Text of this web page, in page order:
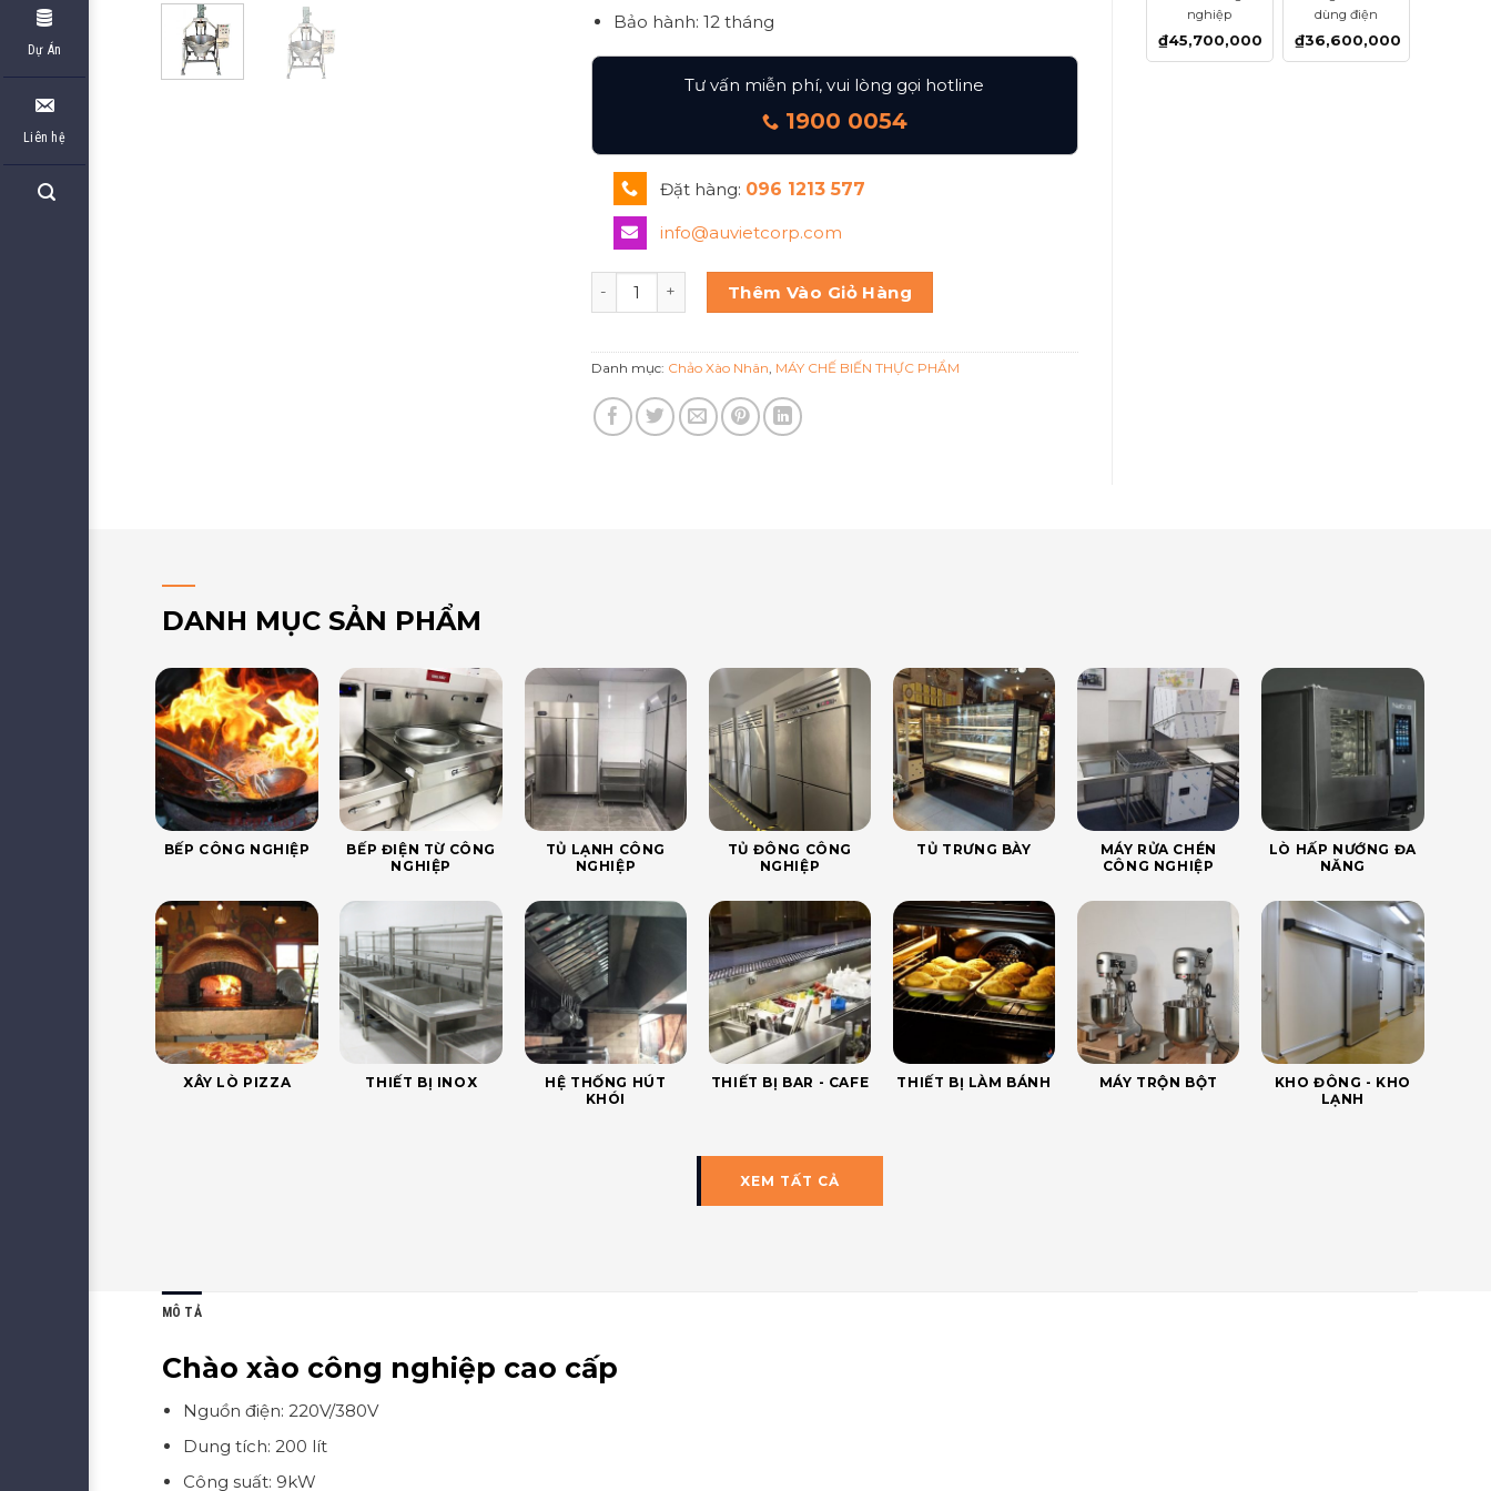
Dự Án
Liên hệ
Bảo hành: 12 tháng
Tư vấn miễn phí, vui lòng gọi hotline
1900 0054
Đặt hàng: 096 1213 577
info@auvietcorp.com
Chào xào công nghiệp cao cấp số lượng
Thêm Vào Giỏ Hàng
Danh mục: Chảo Xào Nhân MÁY CHẾ BIẾN THỰC PHẨM
nghiệp
₫45,700,000
dùng điện
₫36,600,000
DANH MỤC SẢN PHẨM
BẾP CÔNG NGHIỆP
BẾP ĐIỆN TỪ CÔNG
NGHIỆP
TỦ LẠNH CÔNG
NGHIỆP
TỦ ĐÔNG CÔNG
NGHIỆP
TỦ TRƯNG BÀY
MÁY RỬA CHÉN
CÔNG NGHIỆP
LÒ HẤP NƯỚNG ĐA
NĂNG
XÂY LÒ PIZZA THIẾT BỊ INOX
HỆ THỐNG HÚT
KHÓI
THIẾT BỊ BAR - CAFE THIẾT BỊ LÀM BÁNH MÁY TRỘN BỘT
KHO ĐÔNG - KHO
LẠNH
XEM TẤT CẢ
MÔ TẢ
Chào xào công nghiệp cao cấp
Nguồn điện: 220V/380V
Dung tích: 200 lít
Công suất: 9kW